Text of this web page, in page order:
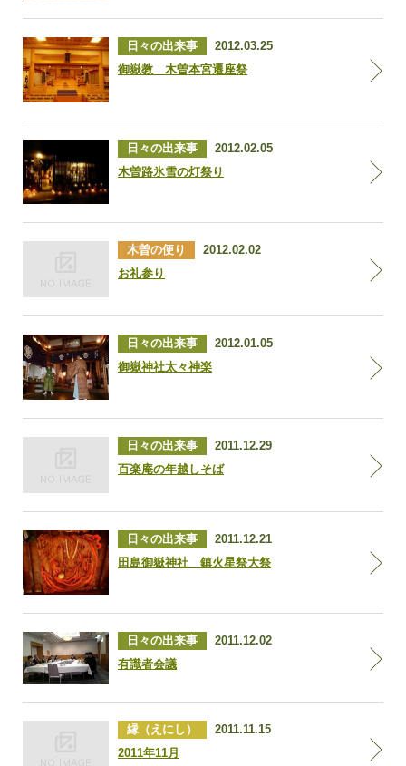
日々の出来事
2012.03.25
御嶽教 木曽本宮遷座祭
日々の出来事
2012.02.05
木曽路氷雪の灯祭り
木曽の便り
2012.02.02
お礼参り
日々の出来事
2012.01.05
御嶽神社太々神楽
日々の出来事
2011.12.29
百楽庵の年越しそば
日々の出来事
2011.12.21
田島御嶽神社 鎮火星祭大祭
日々の出来事
2011.12.02
有識者会議
縁（えにし）
2011.11.15
2011年11月